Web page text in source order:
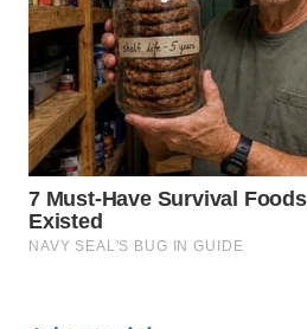
UMKM
WAHANA
SELEB
WAHANA
PERSONA
WAHANA